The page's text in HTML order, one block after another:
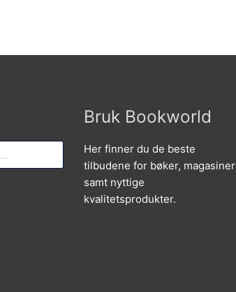
Bruk Bookworld
Her finner du de beste
tilbudene for bøker, magasiner
samt nyttige
kvalitetsprodukter.